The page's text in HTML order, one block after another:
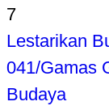
7
Lestarikan
041/Gamas
Budaya